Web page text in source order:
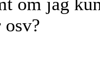
om jag
osv?